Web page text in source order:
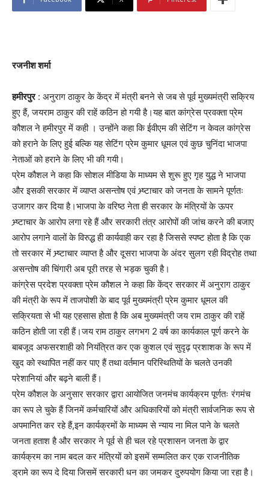
रजनीश शर्मा
हमीरपुर: अनुराग ठाकुर के केंद्र में मंत्री बनने से जब से पूर्व मुख्यमंत्री सक्रिय
हुए हैं, जयराम ठाकुर की राहें कठिन हो गयी है।यह बात कांग्रेस प्रवक्ता प्रेम
कौशल ने हमीरपुर में कही । उन्होंने कहा कि ईवीएम की सेटिंग न केवल कांग्रेस
को हराने के लिए हुई बल्कि यह सेटिंग प्रेम कुमार धूमल एवं कुछ चुनिंदा भाजपा
नेताओं को हराने के लिए भी की गयी।
प्रेम कौशल ने कहा कि सोशल मीडिया के माध्यम से शुरू हुए गृह युद्ध ने भाजपा
और इसकी सरकार में व्याप्त असन्तोष एवं भ्र्ष्टाचार को जनता के सामने पूर्णतः
उजागर कर दिया है।भाजपा के वरिष्ठ नेता ही सरकार के मंत्रियों के ऊपर
भ्र्ष्टाचार के आरोप लगा रहे हैं और सरकारी तंत्र आरोपों की जांच करने की बजाए
आरोप लगाने वालों के विरुद्ध ही कार्यवाही कर रहा है जिससे स्पष्ट होता है कि एक
तो सरकार में भ्र्ष्टाचार व्याप्त है और दूसरा भाजपा के अंदर सुलग रही विद्रोह तथा
असन्तोष की चिंगारी अब पूरी तरह से भड़क चुकी है।
कांग्रेस प्रदेश प्रवक्ता प्रेम कौशल ने कहा कि केंद्र सरकार में अनुराग ठाकुर
की मंत्री के रूप में ताजपोशी के बाद पूर्व मुख्यमंत्री प्रेम कुमार धूमल की
सक्रियता से भी यह एहसास होता है कि अब मुख्यमंत्री जय राम ठाकुर की राहें
कठिन होती जा रही हैं।जय राम ठाकुर लगभग 2 वर्ष का कार्यकाल पूर्ण करने के
बाबजूद अफसरशाही को नियंत्रित कर एक कुशल एवं सुदृढ़ प्रशाशक के रूप में
खुद को स्थापित नहीं कर पाए हैं तथा वर्तमान परिस्थितियों के चलते उनकी
परेशानियां और बढ़ने बाली हैं।
प्रेम कौशल के अनुसार सरकार द्वारा आयोजित जनमंच कार्यक्रम पूर्णतः रंगमंच
का रूप ले चुके हैं जिनमें कर्मचारियों और अधिकारियों को मंत्री सार्वजनिक रूप से
अपमानित कर रहे हैं,इन कार्यक्रमों के माध्यम से न्याय ना मिल पाने के चलते
जनता हताश है और सरकार ने पूर्व से ही चल रहे प्रशासन जनता के द्वार
कार्यक्रम का नाम बदल कर मंत्रियों को इसमें सम्मलित कर एक राजनीतिक
ड्रामे का रूप दे दिया जिसमें सरकारी धन का जमकर दुरुपयोग किया जा रहा है।